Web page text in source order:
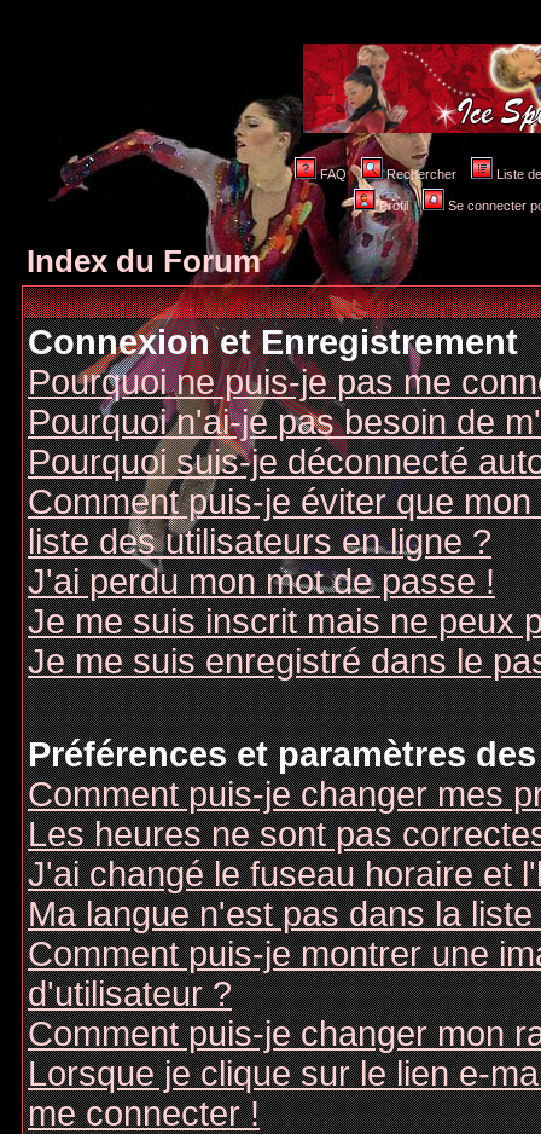
FAQ Rechercher Liste
Profil Se connecter
Index du Forum
Connexion et Enregistrement
Pourquoi ne puis-je pas me
Pourquoi n'ai-je pas besoin de
Pourquoi suis-je déconnecté
Comment puis-je éviter que
liste des utilisateurs en ligne ?
J'ai perdu mon mot de passe !
Je me suis inscrit mais ne peux
Je me suis enregistré dans le
Préférences et paramètres
Comment puis-je changer mes
Les heures ne sont pas
J'ai changé le fuseau horaire et
Ma langue n'est pas dans la liste
Comment puis-je montrer une
d'utilisateur ?
Comment puis-je changer mon
Lorsque je clique sur le lien e-
me connecter !